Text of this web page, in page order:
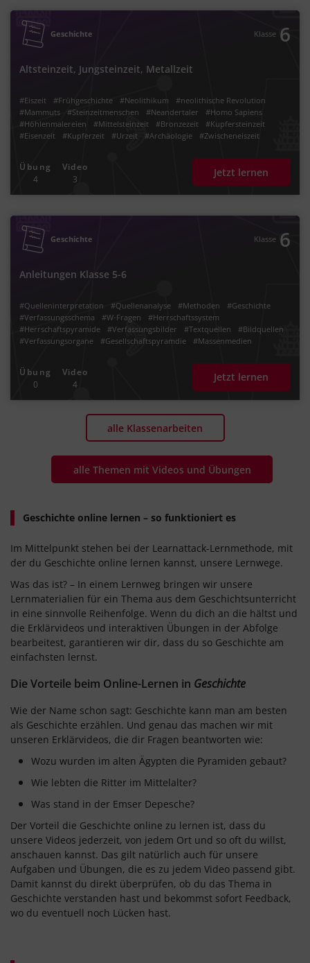
Geschichte Klasse 6
Altsteinzeit, Jungsteinzeit, Metallzeit
#Eiszeit #Frühgeschichte #Neolithikum
#neolithische Revolution
#Mammuts
#Steinzeitmenschen #Neandertaler
#Homo Sapiens
#Höhlenmalereien
#Mittelsteinzeit #Bronzezeit
#Kupfersteinzeit
#Eisenzeit
#Kupferzeit #Urzeit #Archäologie
#Zwischeneiszeit
#Menschheitsgeschichte
#Steinzeit
#Feuerbeherrschung
#Entwicklung
#Landwirtschaft
#Bevölkerungswachstum
#Stamm
#Pfeil und Bogen #vor Christus #jagen
#sammeln
#Faustkeil
#Metallbearbeitung #Epochenwandel
#Metallsteinzeit
#Metallzeit
Übung
4
Video
3
Jetzt lernen
Geschichte Klasse 6
Anleitungen Klasse 5-6
#Quelleninterpretation #Quellenanalyse #Methoden
#Geschichte
#Verfassungsschema
#W-Fragen
#Herrschaftssystem
#Herrschaftspyramide
#Verfassungsbilder #Textquellen
#Bildquellen
#Verfassungsorgane
#Gesellschaftspyramdie
#Massenmedien
#Moderne
#19. Jahrhundert
#Quellentext
#Aussage
#Zeitangaben
#Intention
#Perspektive #Meinung
#Hintergrund
#Mittelpunkt #Schriftquellen
#Kontextualisierung
#Statistiken #Bevölkerungswachstum
#Ereignisse
Übung
0
Video
4
Jetzt lernen
alle Klassenarbeiten
alle Themen mit Videos und Übungen
Geschichte online lernen – so funktioniert es
Im Mittelpunkt stehen bei der Learnattack-Lernmethode, mit
der du Geschichte online lernen kannst, unsere Lernwege.
Was das ist? – In einem Lernweg bringen wir unsere
Lernmaterialien für ein Thema aus dem Geschichtsunterricht
in eine sinnvolle Reihenfolge. Wenn du dich an die hältst und
die Erklärvideos und interaktiven Übungen in der Abfolge
bearbeitest, garantieren wir dir, dass du so Geschichte am
einfachsten lernst.
Die Vorteile beim Online-Lernen in Geschichte
Wie der Name schon sagt: Geschichte kann man am besten
als Geschichte erzählen. Und genau das machen wir mit
unseren Erklärvideos, die dir Fragen beantworten wie:
Wozu wurden im alten Ägypten die Pyramiden gebaut?
Wie lebten die Ritter im Mittelalter?
Was stand in der Emser Depesche?
Der Vorteil die Geschichte online zu lernen ist, dass du
unsere Videos jederzeit, von jedem Ort und so oft du willst,
anschauen kannst. Das gilt natürlich auch für unsere
Aufgaben und Übungen, die es zu jedem Video passend gibt.
Damit kannst du direkt überprüfen, ob du das Thema in
Geschichte verstanden hast und bekommst sofort Feedback,
wo du eventuell noch Lücken hast.